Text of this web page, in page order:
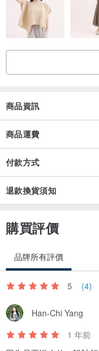
商品資訊
商品運費
付款方式
退款換貨須知
購買評價
品牌所有評價
5 (4)
Han-Chi Yang
1 年前